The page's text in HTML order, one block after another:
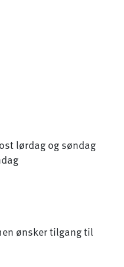
lørdag og søndag
ønsker tilgang til